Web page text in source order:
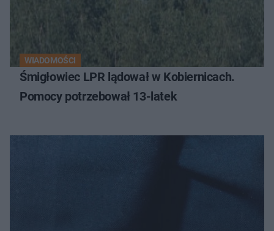
WIADOMOŚCI
Śmigłowiec LPR lądował w Kobiernicach.
Pomocy potrzebował 13-latek